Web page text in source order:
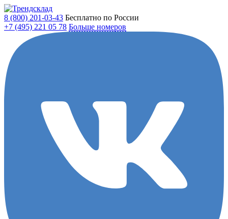
8 (800) 201-03-43 Бесплатно по России
+7 (495) 221 05 78 Больше номеров